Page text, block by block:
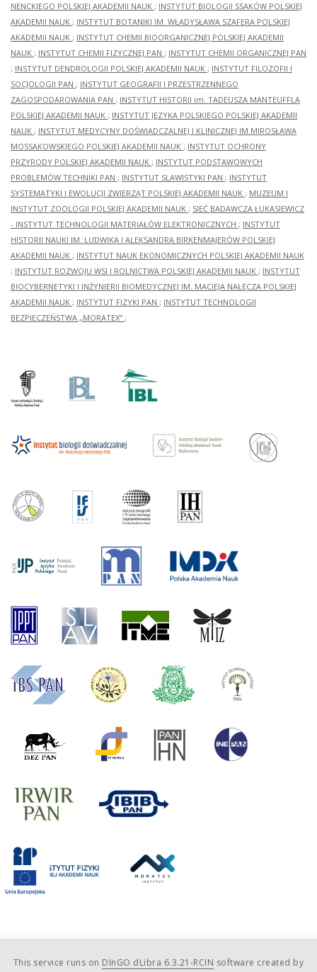
NENCKIEGO POLSKIEJ AKADEMII NAUK ; INSTYTUT BIOLOGII SSAKÓW POLSKIEJ
AKADEMII NAUK ; INSTYTUT BOTANIKI IM. WŁADYSŁAWA SZAFERA POLSKIEJ
AKADEMII NAUK ; INSTYTUT CHEMII BIOORGANICZNEJ POLSKIEJ AKADEMII
NAUK ; INSTYTUT CHEMII FIZYCZNEJ PAN ; INSTYTUT CHEMII ORGANICZNEJ PAN
; INSTYTUT DENDROLOGII POLSKIEJ AKADEMII NAUK ; INSTYTUT FILOZOFII I
SOCJOLOGII PAN ; INSTYTUT GEOGRAFII I PRZESTRZENNEGO
ZAGOSPODAROWANIA PAN ; INSTYTUT HISTORII im. TADEUSZA MANTEUFFLA
POLSKIEJ AKADEMII NAUK ; INSTYTUT JĘZYKA POLSKIEGO POLSKIEJ AKADEMII
NAUK ; INSTYTUT MEDYCYNY DOŚWIADCZALNEJ I KLINICZNEJ IM.MIROSŁAWA
MOSSAKOWSKIEGO POLSKIEJ AKADEMII NAUK ; INSTYTUT OCHRONY
PRZYRODY POLSKIEJ AKADEMII NAUK ; INSTYTUT PODSTAWOWYCH
PROBLEMÓW TECHNIKI PAN ; INSTYTUT SLAWISTYKI PAN ; INSTYTUT
SYSTEMATYKI I EWOLUCJI ZWIERZĄT POLSKIEJ AKADEMII NAUK ; MUZEUM I
INSTYTUT ZOOLOGII POLSKIEJ AKADEMII NAUK ; SIEĆ BADAWCZA ŁUKASIEWICZ
- INSTYTUT TECHNOLOGII MATERIAŁÓW ELEKTRONICZNYCH ; INSTYTUT
HISTORII NAUKI IM. LUDWIKA I ALEKSANDRA BIRKENMAJERÓW POLSKIEJ
AKADEMII NAUK ; INSTYTUT NAUK EKONOMICZNYCH POLSKIEJ AKADEMII NAUK
; INSTYTUT ROZWOJU WSI I ROLNICTWA POLSKIEJ AKADEMII NAUK ; INSTYTUT
BIOCYBERNETYKI I INŻYNIERII BIOMEDYCZNEJ IM. MACIEJA NAŁĘCZA POLSKIEJ
AKADEMII NAUK ; INSTYTUT FIZYKI PAN ; INSTYTUT TECHNOLOGII
BEZPIECZEŃSTWA „MORATEX” ;
This service runs on DInGO dLibra 6.3.21-RCIN software created by